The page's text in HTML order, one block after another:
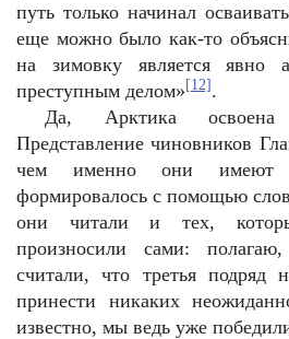
путь только начинал
еще можно было как-то
на зимовку является явно
преступным делом» [12] .
Да, Арктика
Представление чиновников
чем именно они имеют
формировалось с помощью
они читали и тех,
произносили сами:
считали, что третья подряд
принести никаких
известно, мы ведь уже